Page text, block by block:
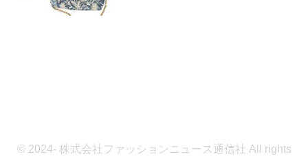
© 2024- 株式会社ファッションニュース通信社 All rights